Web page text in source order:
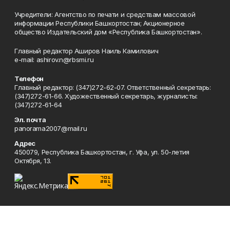
Учредители: Агентство по печати и средствам массовой
информации Республики Башкортостан; Акционерное
общество Издательский дом «Республика Башкортостан».
Главный редактор Аширов Наиль Камилович
e-mail: ashirov.n@rbsmi.ru
Телефон
Главный редактор: (347)272-62-07. Ответственный секретарь:
(347)272-61-66. Художественный секретарь, журналисты:
(347)272-61-64
Эл. почта
panorama2007@mail.ru
Адрес
450079, Республика Башкортостан, г. Уфа, ул. 50-летия
Октября, 13.